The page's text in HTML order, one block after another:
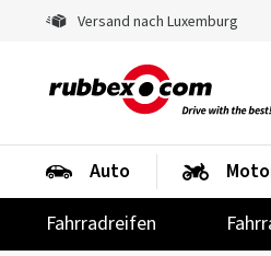
Versand nach Luxemburg
Auto
Fahrradreifen